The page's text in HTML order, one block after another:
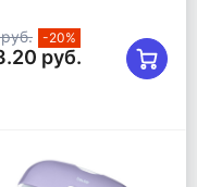
-20%
руб.